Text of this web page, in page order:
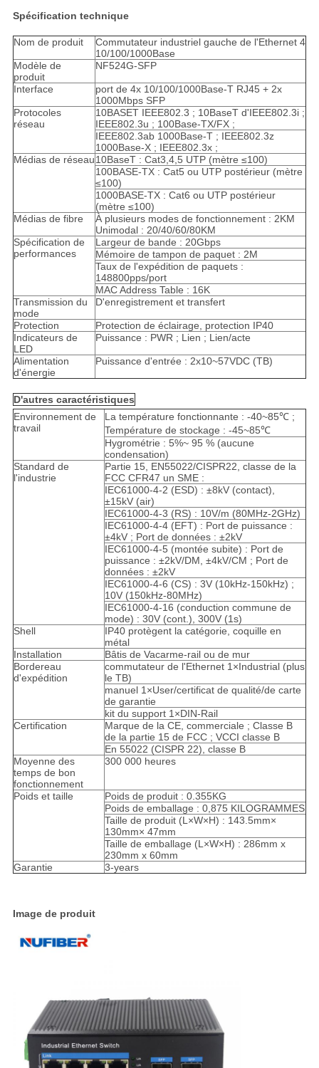
Spécification technique
Nom de produit
Commutateur industriel gauche de l'Ethernet 4
10/100/1000Base
Modèle de
produit
NF524G-SFP
Interface
port de 4x 10/100/1000Base-T RJ45 + 2x
1000Mbps SFP
Protocoles
réseau
10BASET IEEE802.3 ; 10BaseT d'IEEE802.3i ;
IEEE802.3u ; 100Base-TX/FX ;
IEEE802.3ab 1000Base-T ; IEEE802.3z
1000Base-X ; IEEE802.3x ;
Médias de réseau10BaseT : Cat3,4,5 UTP (mètre ≤100)
100BASE-TX : Cat5 ou UTP postérieur (mètre
≤100)
1000BASE-TX : Cat6 ou UTP postérieur
(mètre ≤100)
Médias de fibre
À plusieurs modes de fonctionnement : 2KM
Unimodal : 20/40/60/80KM
Spécification de
performances
Largeur de bande : 20Gbps
Mémoire de tampon de paquet : 2M
Taux de l'expédition de paquets :
148800pps/port
MAC Address Table : 16K
Transmission du
mode
D'enregistrement et transfert
Protection
Protection de éclairage, protection IP40
Indicateurs de
LED
Puissance : PWR ; Lien ; Lien/acte
Alimentation
d'énergie
Puissance d'entrée : 2x10~57VDC (TB)
D'autres caractéristiques
Environnement de
travail
La température fonctionnante : -40~85℃ ;
Température de stockage : -45~85℃
Hygrométrie : 5%~ 95 % (aucune
condensation)
Standard de
l'industrie
Partie 15, EN55022/CISPR22, classe de la
FCC CFR47 un SME :
IEC61000-4-2 (ESD) : ±8kV (contact),
±15kV (air)
IEC61000-4-3 (RS) : 10V/m (80MHz-2GHz)
IEC61000-4-4 (EFT) : Port de puissance :
±4kV ; Port de données : ±2kV
IEC61000-4-5 (montée subite) : Port de
puissance : ±2kV/DM, ±4kV/CM ; Port de
données : ±2kV
IEC61000-4-6 (CS) : 3V (10kHz-150kHz) ;
10V (150kHz-80MHz)
IEC61000-4-16 (conduction commune de
mode) : 30V (cont.), 300V (1s)
Shell
IP40 protègent la catégorie, coquille en
métal
Installation
Bâtis de Vacarme-rail ou de mur
Bordereau
d'expédition
commutateur de l'Ethernet 1×Industrial (plus
le TB)
manuel 1×User/certificat de qualité/de carte
de garantie
kit du support 1×DIN-Rail
Certification
Marque de la CE, commerciale ; Classe B
de la partie 15 de FCC ; VCCI classe B
En 55022 (CISPR 22), classe B
Moyenne des
temps de bon
fonctionnement
300 000 heures
Poids et taille
Poids de produit : 0.355KG
Poids de emballage : 0,875 KILOGRAMMES
Taille de produit (L×W×H) : 143.5mm×
130mm× 47mm
Taille de emballage (L×W×H) : 286mm x
230mm x 60mm
Garantie
3-years
Image de produit